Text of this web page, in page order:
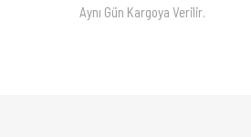
Aynı Gün Kargoya Verilir.